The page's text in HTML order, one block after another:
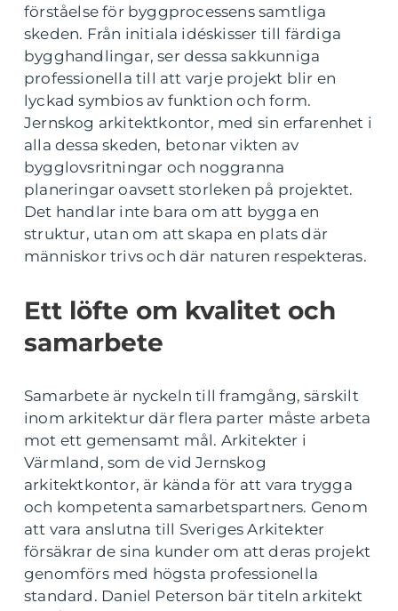
förståelse för byggprocessens samtliga
skeden. Från initiala idéskisser till färdiga
bygghandlingar, ser dessa sakkunniga
professionella till att varje projekt blir en
lyckad symbios av funktion och form.
Jernskog arkitektkontor, med sin erfarenhet i
alla dessa skeden, betonar vikten av
bygglovsritningar och noggranna
planeringar oavsett storleken på projektet.
Det handlar inte bara om att bygga en
struktur, utan om att skapa en plats där
människor trivs och där naturen respekteras.
Ett löfte om kvalitet och
samarbete
Samarbete är nyckeln till framgång, särskilt
inom arkitektur där flera parter måste arbeta
mot ett gemensamt mål. Arkitekter i
Värmland, som de vid Jernskog
arkitektkontor, är kända för att vara trygga
och kompetenta samarbetspartners. Genom
att vara anslutna till Sveriges Arkitekter
försäkrar de sina kunder om att deras projekt
genomförs med högsta professionella
standard. Daniel Peterson bär titeln arkitekt